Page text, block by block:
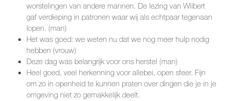
worstelingen van andere mannen. De lezing van Wilbert
gaf verdieping in patronen waar wij als echtpaar tegenaan
lopen. (man)
Het was goed: we weten nu dat we nog meer hulp nodig
hebben (vrouw)
Deze dag was belangrijk voor ons herstel (man)
Heel goed, veel herkenning voor allebei, open sfeer. Fijn
om zo in openheid te kunnen praten over dingen die je in je
omgeving niet zo gemakkelijk deelt.